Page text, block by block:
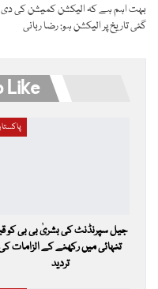
بہت اہم ہے کہ الیکشن کمیشن کی دی
گئی تاریخ پر الیکشن ہو: رضا ربانی
Like
جیل سپرنڈنٹ کی بشریٰ بی بی کو
تنہائی میں رکھنے کے الزامات
تردید